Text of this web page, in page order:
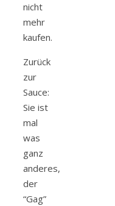
nicht
mehr
kaufen.
Zurück
zur
Sauce:
Sie ist
mal
was
ganz
anderes,
der
“Gag”